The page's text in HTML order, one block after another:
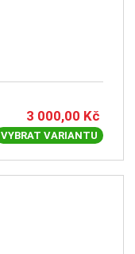
3 000,00 Kč
VYBRAT VARIANTU